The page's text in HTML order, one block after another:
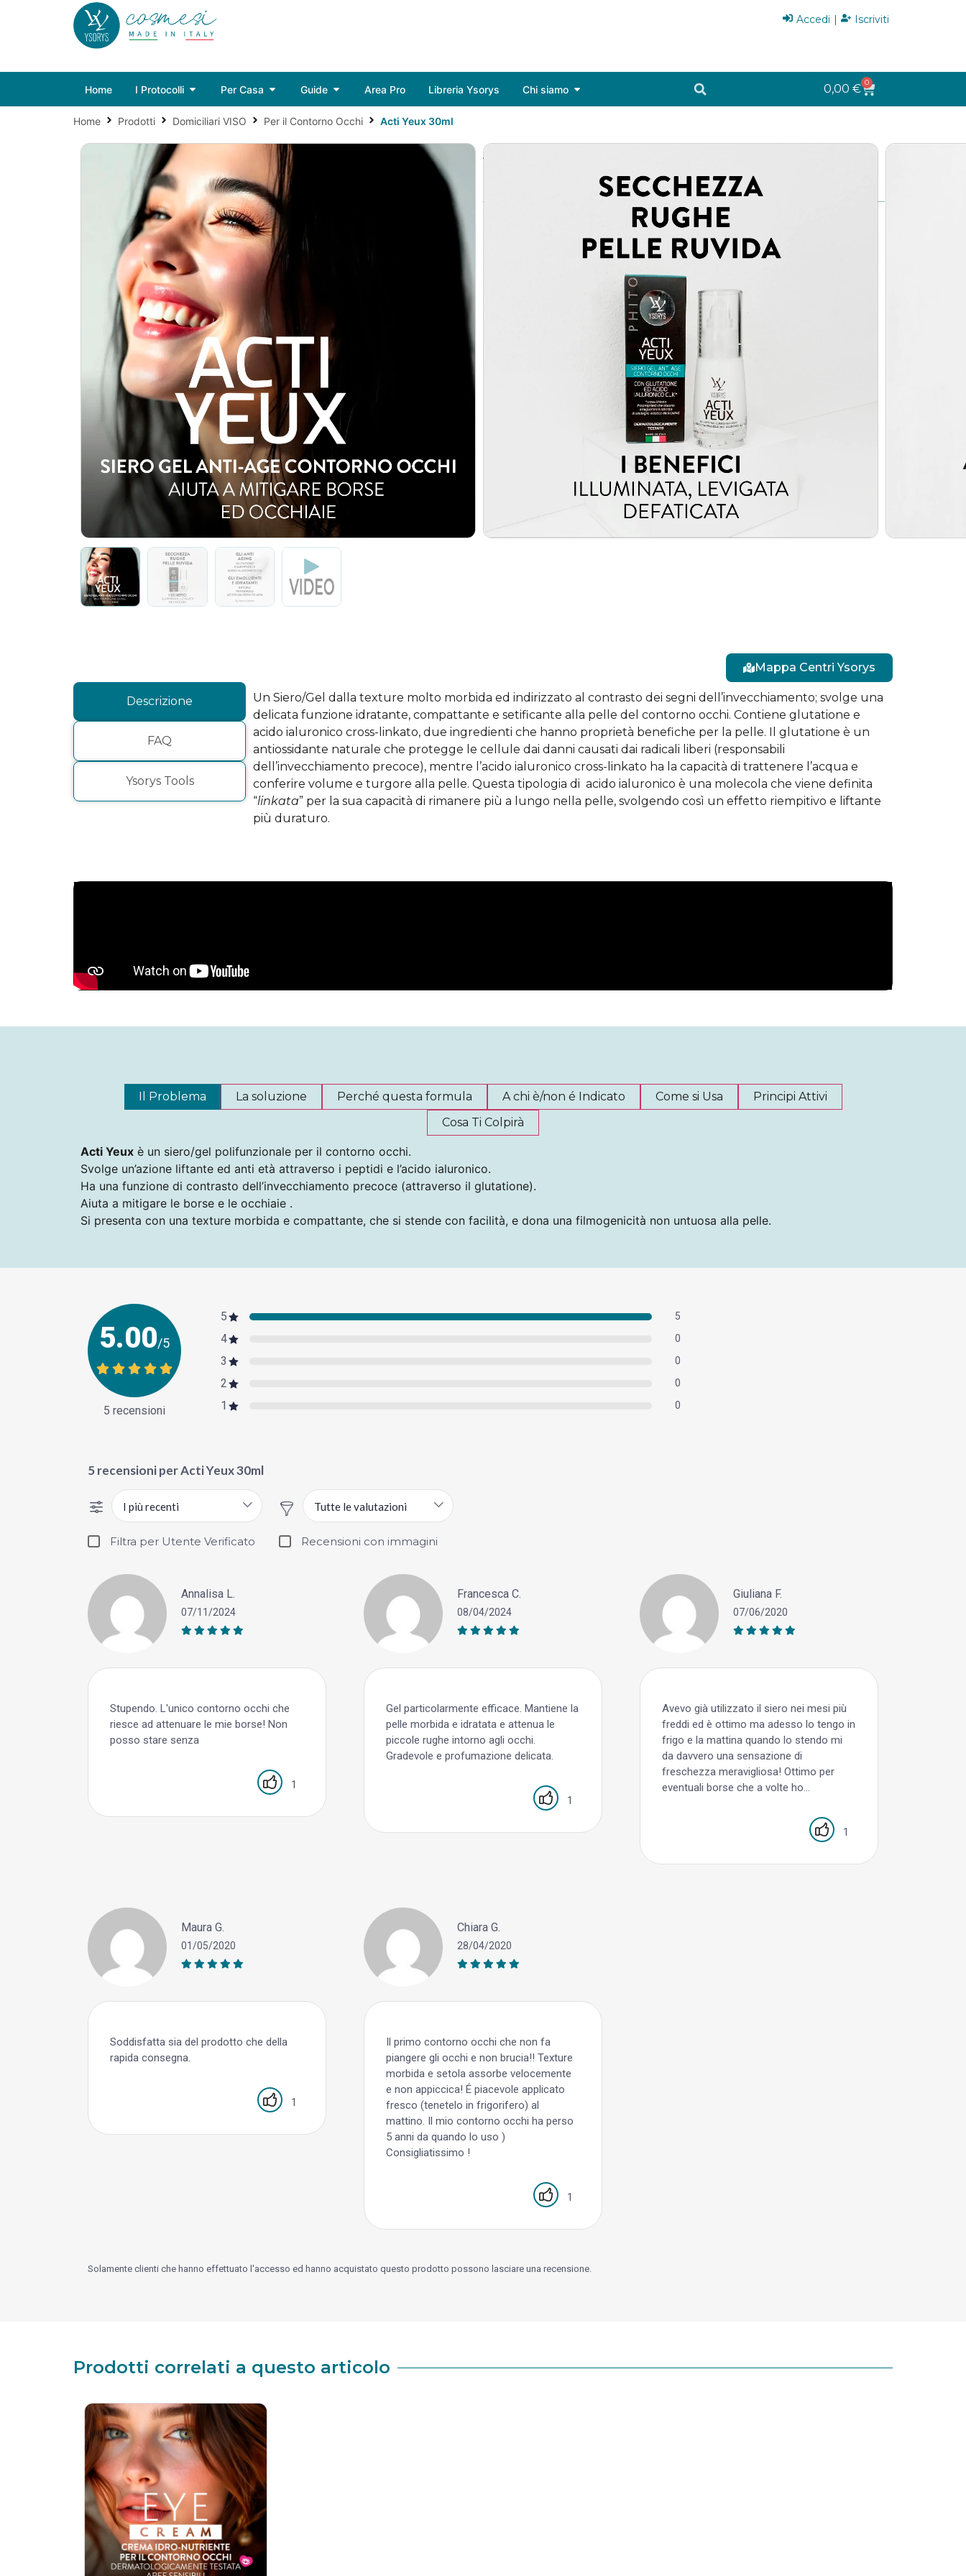
Accedi | Iscriviti
Home I Protocolli Per Casa Guide Area Pro Libreria Ysorys Chi siamo 0,00 € 0
Home Prodotti Domiciliari VISO Per il Contorno Occhi Acti Yeux 30ml
Acti Yeux 30ml
recensioni dei clienti)
Siero-Gel Anti Age per l’area del Contorno Occhi. Con Glutatione ed
Acido Ialuronico CLK (cross-linkato). Contiene un mix di sostanze dalle
proprietà, anti-aging, idratanti, compattanti, setizzanti ed antiradicali.
(vedi FAQ e modo d’uso).
54,00 €
Esaurito
Mappa Centri Ysorys
Descrizione
FAQ
Ysorys Tools
Un Siero/Gel dalla texture molto morbida ed indirizzato al contrasto dei segni dell’invecchiamento; svolge una
delicata funzione idratante, compattante e setificante alla pelle del contorno occhi. Contiene glutatione e
acido ialuronico cross-linkato, due ingredienti che hanno proprietà benefiche per la pelle. Il glutatione è un
antiossidante naturale che protegge le cellule dai danni causati dai radicali liberi (responsabili
dell’invecchiamento precoce), mentre l’acido ialuronico cross-linkato ha la capacità di trattenere l’acqua e
conferire volume e turgore alla pelle. Questa tipologia di acido ialuronico è una molecola che viene definita
“linkata” per la sua capacità di rimanere più a lungo nella pelle, svolgendo così un effetto riempitivo e liftante
più duraturo.
Il Problema La soluzione Perché questa formula A chi è/non é Indicato Come si Usa
Principi Attivi
Cosa Ti Colpirà
Acti Yeux è un siero/gel polifunzionale per il contorno occhi.
Svolge un’azione liftante ed anti età attraverso i peptidi e l’acido ialuronico.
Ha una funzione di contrasto dell’invecchiamento precoce (attraverso il glutatione).
Aiuta a mitigare le borse e le occhiaie .
Si presenta con una texture morbida e compattante, che si stende con facilità, e dona una filmogenicità non untuosa alla pelle.
5.00/5
5 recensioni
5 5
4 0
3 0
2 0
1 0
5 recensioni perActi Yeux 30ml
I più recenti Tutte le valutazioni
Filtra per Utente Verificato Recensioni con immagini
Annalisa L.
07/11/2024
Stupendo. L'unico contorno occhi che
riesce ad attenuare le mie borse! Non
posso stare senza
1
Francesca C.
08/04/2024
Gel particolarmente efficace. Mantiene la
pelle morbida e idratata e attenua le
piccole rughe intorno agli occhi.
Gradevole e profumazione delicata.
1
Giuliana F.
07/06/2020
Avevo già utilizzato il siero nei mesi più
freddi ed è ottimo ma adesso lo tengo in
frigo e la mattina quando lo stendo mi
da davvero una sensazione di
freschezza meravigliosa! Ottimo per
eventuali borse che a volte ho…
1
Maura G.
01/05/2020
Soddisfatta sia del prodotto che della
rapida consegna.
1
Chiara G.
28/04/2020
Il primo contorno occhi che non fa
piangere gli occhi e non brucia!! Texture
morbida e setola assorbe velocemente
e non appiccica! É piacevole applicato
fresco (tenetelo in frigorifero) al
mattino. Il mio contorno occhi ha perso
5 anni da quando lo uso )
Consigliatissimo !
1
Solamente clienti che hanno effettuato l'accesso ed hanno acquistato questo prodotto possono lasciare una recensione.
Prodotti correlati a questo articolo